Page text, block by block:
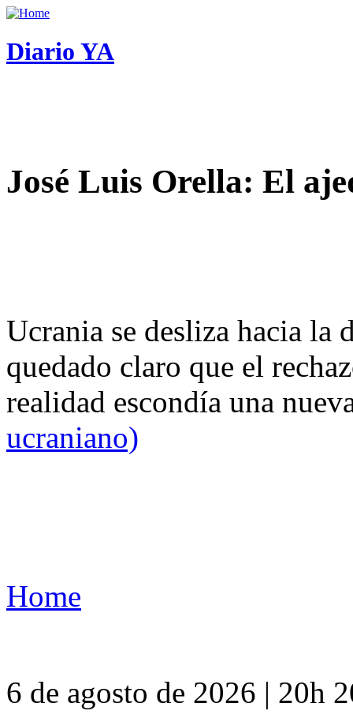
Diario YA
José Luis Orella: El
Ucrania se desliza hacia
quedado claro que el
realidad escondía una
ucraniano)
Home
6 de agosto de 2026 | 20h